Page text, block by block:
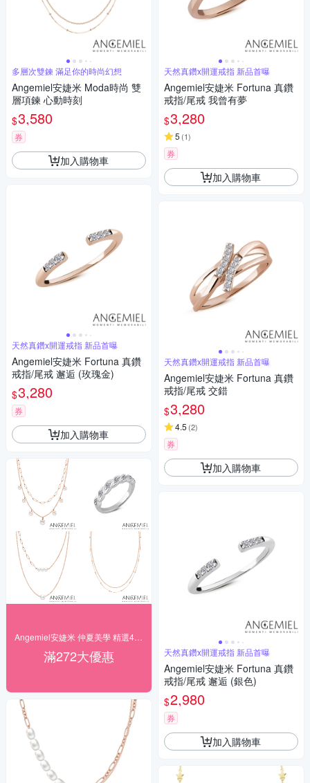
多層次雙鍊 滿足你的時尚幻想
Angemiel安婕米 Moda時尚 雙
層項鍊 心動時刻
$3,580
券
加入購物車
天然真鑽x開運戒指 新品首曝
Angemiel安婕米 Fortuna 真鑽
戒指/尾戒 邂逅 (玫瑰金)
$3,280
券
加入購物車
滿272大優惠
天然真鑽x開運戒指 新品首曝
Angemiel安婕米 Fortuna 真鑽
戒指/尾戒 我曾有夢
$3,280
5 (1)
券
加入購物車
天然真鑽x開運戒指 新品首曝
Angemiel安婕米 Fortuna 真鑽
戒指/尾戒 交錯
$3,280
4.5 (2)
券
加入購物車
天然真鑽x開運戒指 新品首曝
Angemiel安婕米 Fortuna 真鑽
戒指/尾戒 邂逅 (銀色)
$2,980
券
加入購物車